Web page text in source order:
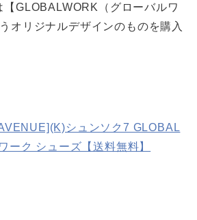
【GLOBALWORK（グローバルワ
オリジナルデザインのものを購入
シュンソク7 GLOBAL
ーク シューズ【送料無料】